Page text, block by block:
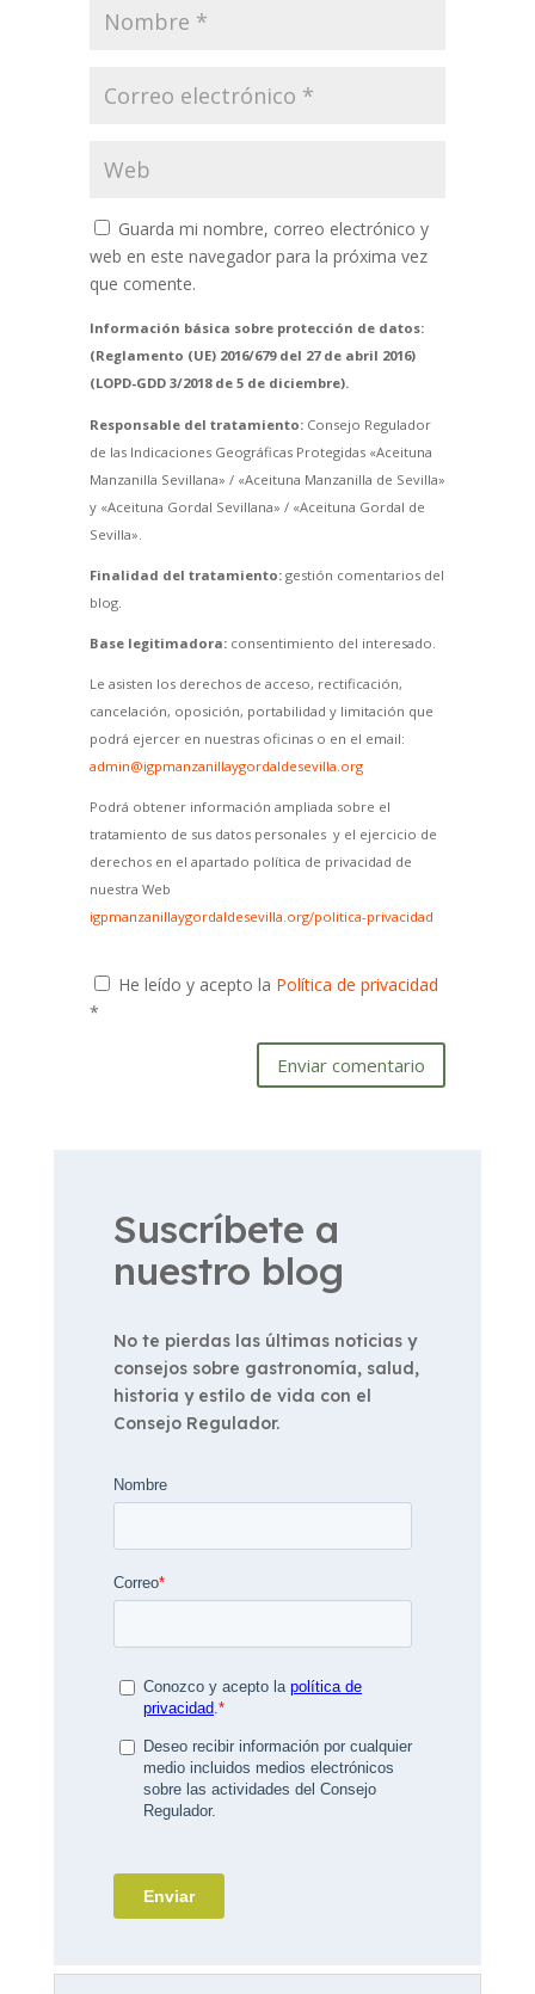
Guarda mi nombre, correo electrónico y
web en este navegador para la próxima vez
que comente.
Información básica sobre protección de datos:
(Reglamento (UE) 2016/679 del 27 de abril 2016)
(LOPD-GDD 3/2018 de 5 de diciembre).
Responsable del tratamiento:Consejo Regulador
de las Indicaciones Geográficas Protegidas «Aceituna
Manzanilla Sevillana» / «Aceituna Manzanilla de Sevilla»
y «Aceituna Gordal Sevillana» / «Aceituna Gordal de
Sevilla».
Finalidad del tratamiento:gestión comentarios del
blog.
Base legitimadora:consentimiento del interesado.
Le asisten los derechos de acceso, rectificación,
cancelación, oposición, portabilidad y limitación que
podrá ejercer en nuestras oficinas o en el email:
admin@igpmanzanillaygordaldesevilla.org
Podrá obtener información ampliada sobre el
tratamiento de sus datos personales y el ejercicio de
derechos en el apartado política de privacidad de
nuestra Web
igpmanzanillaygordaldesevilla.org/politica-privacidad
He leído y acepto la Política de privacidad
*
Enviar comentario
Suscríbete a
nuestro blog
No te pierdas las últimas noticias y
consejos sobre gastronomía, salud,
historia y estilo de vida con el
Consejo Regulador.